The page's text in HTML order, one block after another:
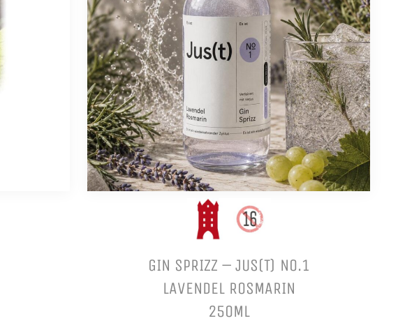
GIN SPRIZZ – JUS(T) NO.1
LAVENDEL ROSMARIN
250ML